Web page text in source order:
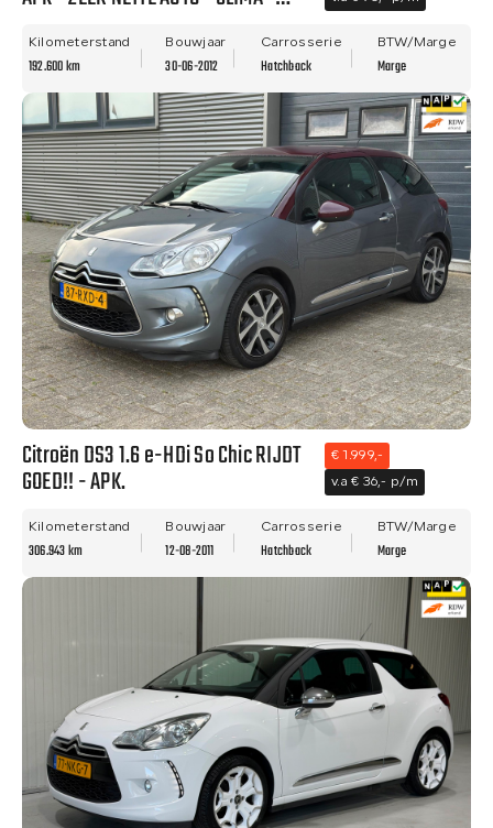
Kilometerstand
192.600 km
Bouwjaar
30-06-2012
Carrosserie
Hatchback
BTW/Marge
Marge
Citroën DS3 1.6 e-HDi So Chic RIJDT
GOED!! - APK.
€ 1.999,-
v.a € 36,- p/m
Kilometerstand
306.943 km
Bouwjaar
12-08-2011
Carrosserie
Hatchback
BTW/Marge
Marge